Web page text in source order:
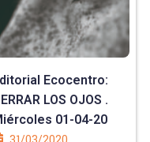
Ecocentro:
LOS OJOS .
01-04-20